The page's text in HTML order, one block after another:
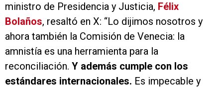
ministro de Presidencia y Justicia, Félix
Bolaños, resaltó en X: “Lo dijimos nosotros y
ahora también la Comisión de Venecia: la
amnistía es una herramienta para la
reconciliación. Y además cumple con los
estándares internacionales. Es impecable y